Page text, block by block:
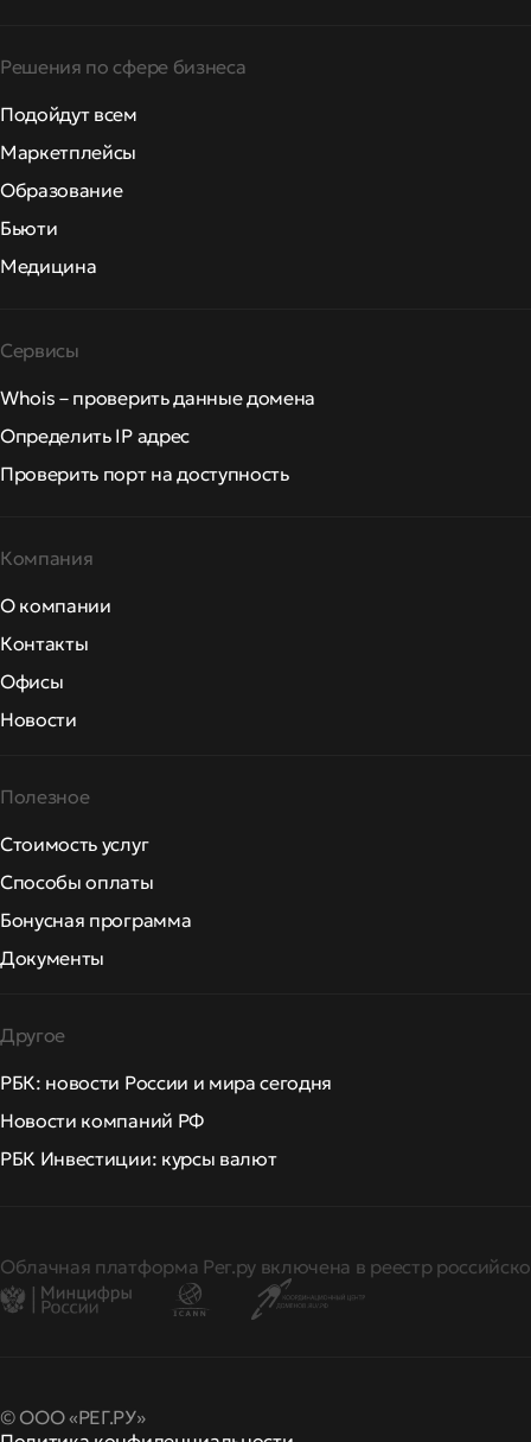
Решения по сфере бизнеса
Подойдут всем
Маркетплейсы
Образование
Бьюти
Медицина
Сервисы
Whois – проверить данные домена
Определить IP адрес
Проверить порт на доступность
Компания
О компании
Контакты
Офисы
Новости
Полезное
Стоимость услуг
Способы оплаты
Бонусная программа
Документы
Другое
РБК: новости России и мира сегодня
Новости компаний РФ
РБК Инвестиции: курсы валют
Облачная платформа Рег.ру включена в реестр
© ООО «РЕГ.РУ»